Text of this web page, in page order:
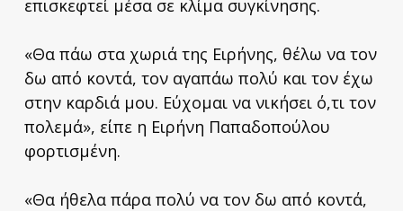
επισκεφτεί μέσα σε κλίμα συγκίνησης.
«Θα πάω στα χωριά της Ειρήνης, θέλω να τον
δω από κοντά, τον αγαπάω πολύ και τον έχω
στην καρδιά μου. Εύχομαι να νικήσει ό,τι τον
πολεμά», είπε η Ειρήνη Παπαδοπούλου
φορτισμένη.
«Θα ήθελα πάρα πολύ να τον δω από κοντά,